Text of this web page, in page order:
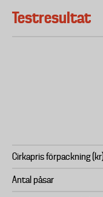
Testresultat
Cirkapris förpackning
Antal påsar